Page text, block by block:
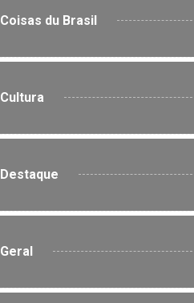
Coisas du Brasil
Cultura
Destaque
Geral